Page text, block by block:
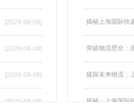
[2026-08-08]
[2026-08-08]
[2026-08-08]
[2026-08-08]
揭秘上海国际快
突破物流壁垒：
窥探未来物流：
揭秘：上海国际